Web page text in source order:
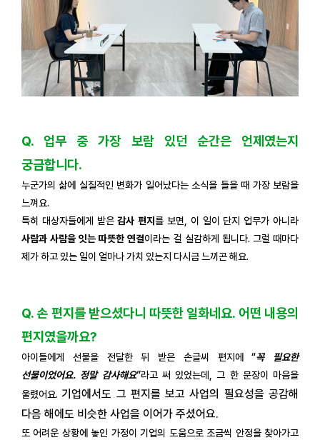
Q. 업무 중 가장 보람 있던 순간은 언제였는지
궁금합니다.
누군가의 삶에 실질적인 변화가 일어났다는 소식을 들을 때 가장 보람을
느껴요.
특히 대상자들에게 받은감사 편지를 보면, 이 일이 단지 업무가 아니라
사람과 사람을 잇는 따뜻한 연결이라는 걸 실감하게 됩니다. 그럴 때마다
제가 하고 있는 일이 얼마나 가치 있는지 다시금 느끼곤 해요.
Q. 손 편지를 받으셨다니 따뜻한 일화네요. 어떤 내용의
편지였을까요?
아이들에게 선물을 전달한 뒤 받은 손글씨 편지에 “꼭 필요한
선물이었어요. 정말 감사해요”라고 써 있었는데, 그 한 문장이 마음을
울렸어요.기업에서도 그 편지를 보고 사업의 필요성을 공감해
다음 해에도 비슷한 사업을 이어가 주셨어요.
또 어려운 상황에 놓인 가정이 기업의 도움으로 조금씩 안정을 찾아가고